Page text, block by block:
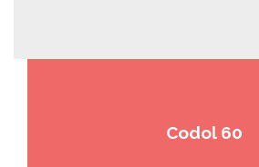
Codol 60